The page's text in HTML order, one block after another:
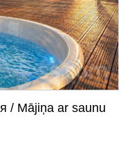
/ Mājiņa ar saunu